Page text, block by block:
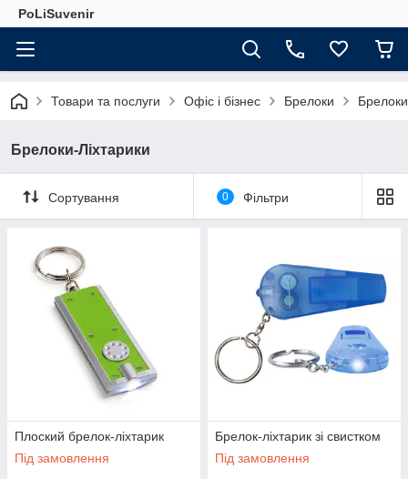
PoLiSuvenir
Товари та послуги Офіс і бізнес Брелоки
Брелоки-Ліхтарики
Сортування 0 Фільтри
Плоский брелок-ліхтарик
Під замовлення
Брелок-ліхтарик зі свистком
Під замовлення